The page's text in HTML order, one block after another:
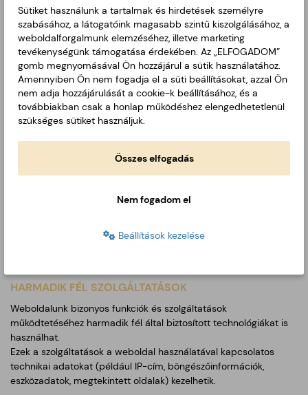
Ezeket az adatokat a teljesítmény és a weboldal
optimalizálásához használjuk.
A performansz sütik segítenek megérteni, hogyan használják a
látogatók a weboldalt, például mely oldalak a legnépszerűbbek,
mennyi időt töltenek az oldalon, vagy milyen hibák jelentkeznek a
használat során.
Az adatokat összesített és statisztikai formában használjuk fel a
weboldal fejlesztéséhez.
Marketing sütiket használunk aktuális akcióink személyre szabott
megjelenítéséhez. Amennyiben minden funkciót használni
A marketing sütik segítenek abban, hogy a felhasználók
Ezek a sütik nyomon követhetik a weboldalon végzett
HARMADIK FÉL SZOLGÁLTATÁSOK
Weboldalunk bizonyos funkciók és szolgáltatások
működtetéséhez harmadik fél által biztosított technológiákat is
használhat.
Ezek a szolgáltatások a weboldal használatával kapcsolatos
technikai adatokat (például IP-cím, böngészőinformációk,
eszközadatok, megtekintett oldalak) kezelhetik.
Sütiket használunk a tartalmak és hirdetések személyre
szabásához, a látogatóink magasabb szintű kiszolgálásához, a
weboldalforgalmunk elemzéséhez, illetve marketing
tevékenységünk támogatása érdekében. Az „ELFOGADOM”
gomb megnyomásával Ön hozzájárul a sütik használatához.
Amennyiben Ön nem fogadja el a süti beállításokat, azzal Ön
nem adja hozzájárulását a cookie-k beállításához, és a
továbbiakban csak a honlap működéshez elengedhetetlenül
szükséges sütiket használjuk.
Összes elfogadás
Nem fogadom el
Beállítások kezelése